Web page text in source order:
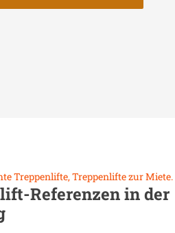
Treppenlifte, Treppenlifte zur Miete.
Referenzen in der